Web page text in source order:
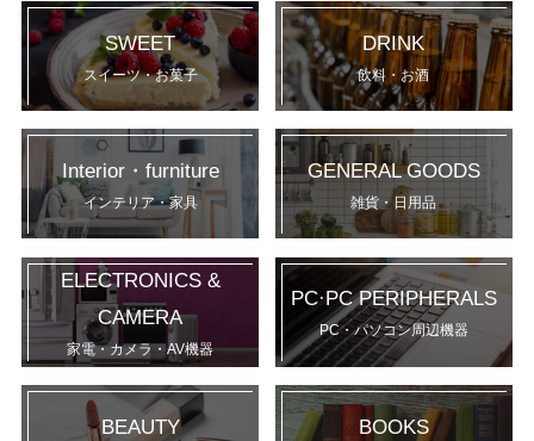
SWEET
スイーツ・お菓子
DRINK
飲料・お酒
Interior・furniture
インテリア・家具
GENERAL GOODS
雑貨・日用品
ELECTRONICS &
CAMERA
家電・カメラ・AV機器
PC·PC PERIPHERALS
PC・パソコン周辺機器
BEAUTY BOOKS